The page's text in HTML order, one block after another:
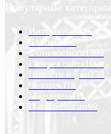
Популярные категории
Интересно
6226
Статьи
Фото космоса
1999
Галерея сайта 1068
Новости науки
Человек
Медицина
IT-технологии99